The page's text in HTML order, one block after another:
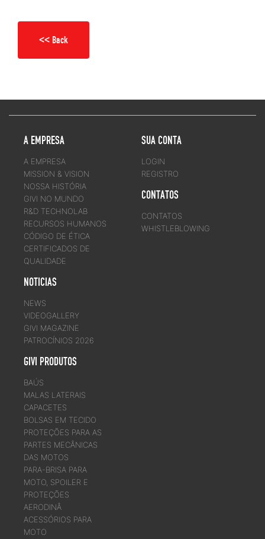
<< Back
A EMPRESA
A EMPRESA
MISSION & VISION
NOSSA HISTÓRIA
GIVI NO MUNDO
R&D TECHNOLAB
RECURSOS HUMANOS
CÓDIGO DE ÉTICA
CERTIFICADOS DE
QUALIDADE
NOTICIAS
NEWS
VIDEOGALLERY
GIVI MAGAZINE
PATROCÍNIOS 2026
GIVI PRODUTOS
BAÚS
MALAS LATERAIS
CAPACETES
BOLSAS EM TECIDO
PROTEÇÕES PARA AS
PARTES MECÂNICAS
DAS MOTOS
PARA-BRISA PARA
MOTO, SPOILER E
PROTEÇÕES
AERODINÂ
ACESSÓRIOS PARA
MOTO
SUA CONTA
LOGIN
REGISTRO
CONTATOS
CONTATOS
WHISTLEBLOWING